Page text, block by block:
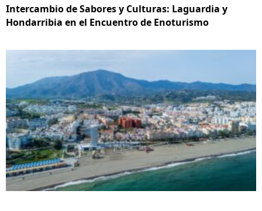
Intercambio de Sabores y Culturas: Laguardia y
Hondarribia en el Encuentro de Enoturismo